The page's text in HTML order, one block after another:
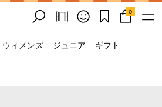
0
ウィメンズ ジュニア ギフト